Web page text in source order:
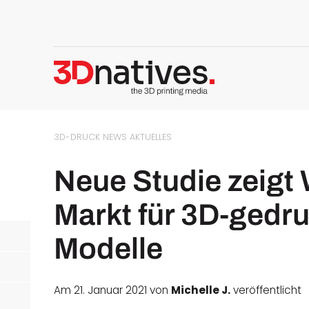
3D-DRUCK NEWS AKTUELLES
Neue Studie zeigt
Markt für 3D-
Modelle
Am 21. Januar 2021 von Michelle J.veröffentlicht